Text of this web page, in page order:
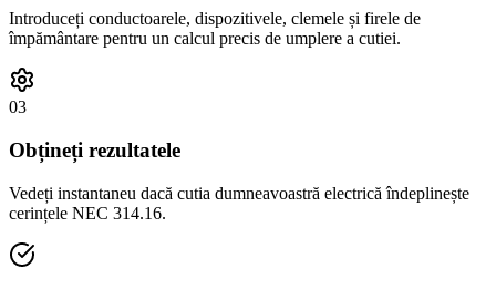
Introduceți conductoarele, dispozitivele, clemele și firele de
împământare pentru un calcul precis de umplere a cutiei.
03
Obțineți rezultatele
Vedeți instantaneu dacă cutia dumneavoastră electrică îndeplinește
cerințele NEC 314.16.